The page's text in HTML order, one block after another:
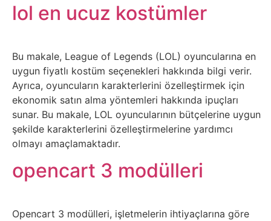
Güvenlik
Haber
Hayvanlar
Hobi
Hosting
Hukuk
İnstagram
lol en ucuz kostümler
Bu makale, League of Legends (LOL) oyuncularına en
uygun fiyatlı kostüm seçenekleri hakkında bilgi verir.
Ayrıca, oyuncuların karakterlerini özelleştirmek için
ekonomik satın alma yöntemleri hakkında ipuçları
sunar. Bu makale, LOL oyuncularının bütçelerine uygun
şekilde karakterlerini özelleştirmelerine yardımcı
olmayı amaçlamaktadır.
opencart 3 modülleri
Opencart 3 modülleri, işletmelerin ihtiyaçlarına göre